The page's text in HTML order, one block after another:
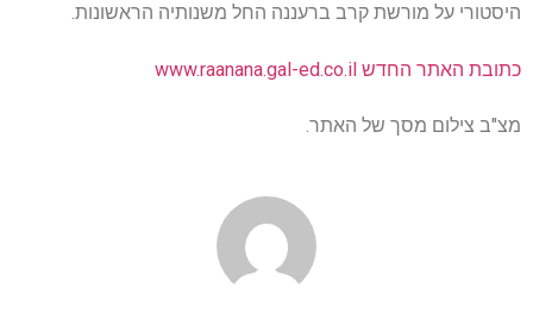
היסטורי על מורשת קרב ברעננה החל משנותיה הראשונות.
כתובת האתר החדש www.raanana.gal-ed.co.il
מצ"ב צילום מסך של האתר.